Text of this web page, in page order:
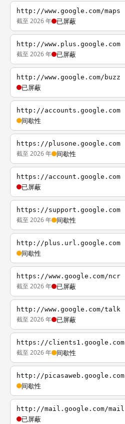
http://www.google.com/maps
截至 2026 年 已屏蔽
http://www.plus.google.com
截至 2026 年 已屏蔽
http://www.google.com/buzz
已屏蔽
http://accounts.google.com
间歇性
https://plusone.google.com
截至 2026 年 间歇性
https://account.google.com
已屏蔽
https://support.google.com
截至 2026 年 间歇性
http://plus.url.google.com
间歇性
https://www.google.com/ncr
截至 2026 年 已屏蔽
http://www.google.com/talk
截至 2026 年 已屏蔽
https://clients1.google.com
截至 2026 年 间歇性
http://picasaweb.google.com
间歇性
http://mail.google.com/mail
已屏蔽